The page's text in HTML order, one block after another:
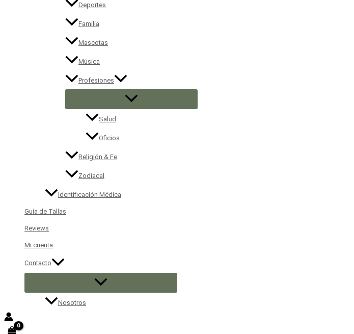
Deportes
Familia
Mascotas
Música
Profesiones
Salud
Oficios
Religión & Fe
Zodiacal
Identificación Médica
Guía de Tallas
Reviews
Mi cuenta
Contacto
Nosotros